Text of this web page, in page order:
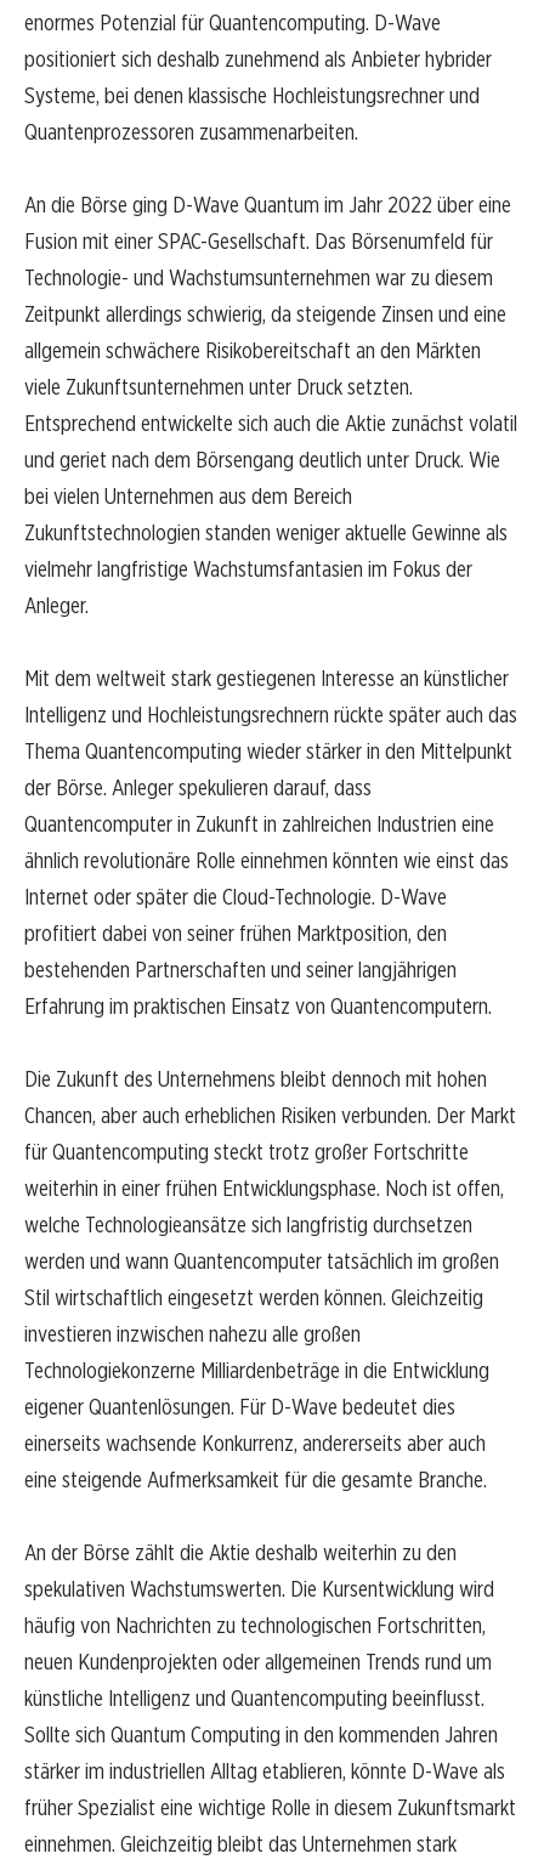
enormes Potenzial für Quantencomputing. D-Wave
positioniert sich deshalb zunehmend als Anbieter hybrider
Systeme, bei denen klassische Hochleistungsrechner und
Quantenprozessoren zusammenarbeiten.
An die Börse ging D-Wave Quantum im Jahr 2022 über eine
Fusion mit einer SPAC-Gesellschaft. Das Börsenumfeld für
Technologie- und Wachstumsunternehmen war zu diesem
Zeitpunkt allerdings schwierig, da steigende Zinsen und eine
allgemein schwächere Risikobereitschaft an den Märkten
viele Zukunftsunternehmen unter Druck setzten.
Entsprechend entwickelte sich auch die Aktie zunächst volatil
und geriet nach dem Börsengang deutlich unter Druck. Wie
bei vielen Unternehmen aus dem Bereich
Zukunftstechnologien standen weniger aktuelle Gewinne als
vielmehr langfristige Wachstumsfantasien im Fokus der
Anleger.
Mit dem weltweit stark gestiegenen Interesse an künstlicher
Intelligenz und Hochleistungsrechnern rückte später auch das
Thema Quantencomputing wieder stärker in den Mittelpunkt
der Börse. Anleger spekulieren darauf, dass
Quantencomputer in Zukunft in zahlreichen Industrien eine
ähnlich revolutionäre Rolle einnehmen könnten wie einst das
Internet oder später die Cloud-Technologie. D-Wave
profitiert dabei von seiner frühen Marktposition, den
bestehenden Partnerschaften und seiner langjährigen
Erfahrung im praktischen Einsatz von Quantencomputern.
Die Zukunft des Unternehmens bleibt dennoch mit hohen
Chancen, aber auch erheblichen Risiken verbunden. Der Markt
für Quantencomputing steckt trotz großer Fortschritte
weiterhin in einer frühen Entwicklungsphase. Noch ist offen,
welche Technologieansätze sich langfristig durchsetzen
werden und wann Quantencomputer tatsächlich im großen
Stil wirtschaftlich eingesetzt werden können. Gleichzeitig
investieren inzwischen nahezu alle großen
Technologiekonzerne Milliardenbeträge in die Entwicklung
eigener Quantenlösungen. Für D-Wave bedeutet dies
einerseits wachsende Konkurrenz, andererseits aber auch
eine steigende Aufmerksamkeit für die gesamte Branche.
An der Börse zählt die Aktie deshalb weiterhin zu den
spekulativen Wachstumswerten. Die Kursentwicklung wird
häufig von Nachrichten zu technologischen Fortschritten,
neuen Kundenprojekten oder allgemeinen Trends rund um
künstliche Intelligenz und Quantencomputing beeinflusst.
Sollte sich Quantum Computing in den kommenden Jahren
stärker im industriellen Alltag etablieren, könnte D-Wave als
früher Spezialist eine wichtige Rolle in diesem Zukunftsmarkt
einnehmen. Gleichzeitig bleibt das Unternehmen stark